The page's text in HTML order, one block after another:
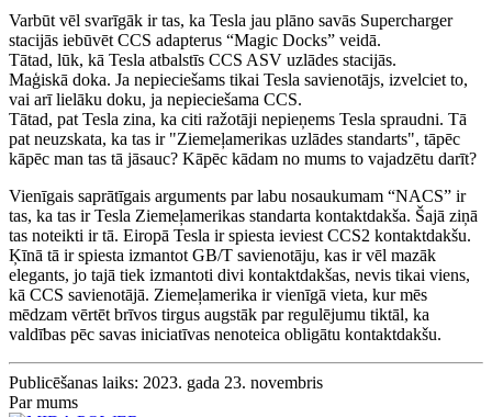
Varbūt vēl svarīgāk ir tas, ka Tesla jau plāno savās Supercharger
stacijās iebūvēt CCS adapterus “Magic Docks” veidā.
Tātad, lūk, kā Tesla atbalstīs CCS ASV uzlādes stacijās.
Maģiskā doka. Ja nepieciešams tikai Tesla savienotājs, izvelciet to,
vai arī lielāku doku, ja nepieciešama CCS.
Tātad, pat Tesla zina, ka citi ražotāji nepieņems Tesla spraudni. Tā
pat neuzskata, ka tas ir "Ziemeļamerikas uzlādes standarts", tāpēc
kāpēc man tas tā jāsauc? Kāpēc kādam no mums to vajadzētu darīt?
Vienīgais saprātīgais arguments par labu nosaukumam “NACS” ir
tas, ka tas ir Tesla Ziemeļamerikas standarta kontaktdakša. Šajā ziņā
tas noteikti ir tā. Eiropā Tesla ir spiesta ieviest CCS2 kontaktdakšu.
Ķīnā tā ir spiesta izmantot GB/T savienotāju, kas ir vēl mazāk
elegants, jo tajā tiek izmantoti divi kontaktdakšas, nevis tikai viens,
kā CCS savienotājā. Ziemeļamerika ir vienīgā vieta, kur mēs
mēdzam vērtēt brīvos tirgus augstāk par regulējumu tiktāl, ka
valdības pēc savas iniciatīvas nenoteica obligātu kontaktdakšu.
Publicēšanas laiks: 2023. gada 23. novembris
Par mums